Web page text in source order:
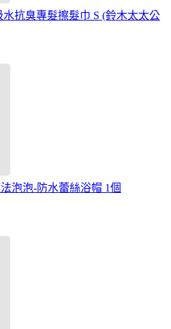
水抗臭專髮擦髮巾 S (鈴木太太公
泡泡-防水蕾絲浴帽 1個